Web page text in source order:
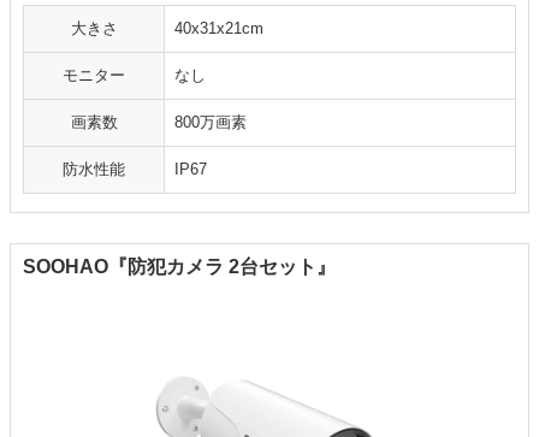
大きさ 40x31x21cm
モニター なし
画素数 800万画素
防水性能 IP67
SOOHAO『防犯カメラ 2台セット』